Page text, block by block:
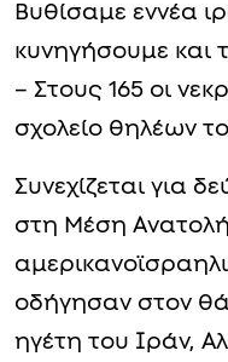
Βυθίσαμε εννέα
κυνηγήσουμε και
– Στους 165 οι
σχολείο θηλέων
Συνεχίζεται για
στη Μέση
οδήγησαν στον
ηγέτη του Ιράν,